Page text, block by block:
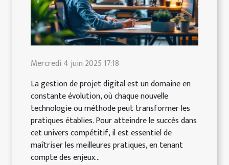
Mercredi 4 juin 2025 17:18
La gestion de projet digital est un domaine en
constante évolution, où chaque nouvelle
technologie ou méthode peut transformer les
pratiques établies. Pour atteindre le succès dans
cet univers compétitif, il est essentiel de
maîtriser les meilleures pratiques, en tenant
compte des enjeux...